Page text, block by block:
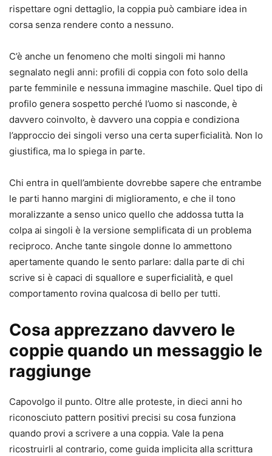
rispettare ogni dettaglio, la coppia può cambiare idea in
corsa senza rendere conto a nessuno.
C’è anche un fenomeno che molti singoli mi hanno
segnalato negli anni: profili di coppia con foto solo della
parte femminile e nessuna immagine maschile. Quel tipo di
profilo genera sospetto perché l’uomo si nasconde, è
davvero coinvolto, è davvero una coppia e condiziona
l’approccio dei singoli verso una certa superficialità. Non lo
giustifica, ma lo spiega in parte.
Chi entra in quell’ambiente dovrebbe sapere che entrambe
le parti hanno margini di miglioramento, e che il tono
moralizzante a senso unico quello che addossa tutta la
colpa ai singoli è la versione semplificata di un problema
reciproco. Anche tante singole donne lo ammettono
apertamente quando le sento parlare: dalla parte di chi
scrive si è capaci di squallore e superficialità, e quel
comportamento rovina qualcosa di bello per tutti.
Cosa apprezzano davvero le
coppie quando un messaggio le
raggiunge
Capovolgo il punto. Oltre alle proteste, in dieci anni ho
riconosciuto pattern positivi precisi su cosa funziona
quando provi a scrivere a una coppia. Vale la pena
ricostruirli al contrario, come guida implicita alla scrittura